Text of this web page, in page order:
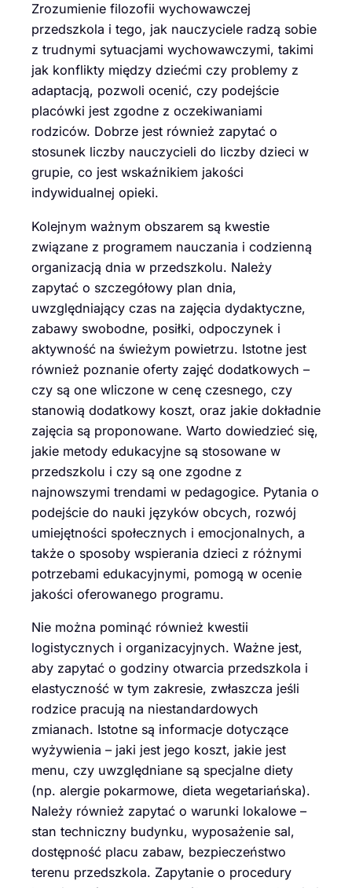
Zrozumienie filozofii wychowawczej
przedszkola i tego, jak nauczyciele radzą sobie
z trudnymi sytuacjami wychowawczymi, takimi
jak konflikty między dziećmi czy problemy z
adaptacją, pozwoli ocenić, czy podejście
placówki jest zgodne z oczekiwaniami
rodziców. Dobrze jest również zapytać o
stosunek liczby nauczycieli do liczby dzieci w
grupie, co jest wskaźnikiem jakości
indywidualnej opieki.
Kolejnym ważnym obszarem są kwestie
związane z programem nauczania i codzienną
organizacją dnia w przedszkolu. Należy
zapytać o szczegółowy plan dnia,
uwzględniający czas na zajęcia dydaktyczne,
zabawy swobodne, posiłki, odpoczynek i
aktywność na świeżym powietrzu. Istotne jest
również poznanie oferty zajęć dodatkowych –
czy są one wliczone w cenę czesnego, czy
stanowią dodatkowy koszt, oraz jakie dokładnie
zajęcia są proponowane. Warto dowiedzieć się,
jakie metody edukacyjne są stosowane w
przedszkolu i czy są one zgodne z
najnowszymi trendami w pedagogice. Pytania o
podejście do nauki języków obcych, rozwój
umiejętności społecznych i emocjonalnych, a
także o sposoby wspierania dzieci z różnymi
potrzebami edukacyjnymi, pomogą w ocenie
jakości oferowanego programu.
Nie można pominąć również kwestii
logistycznych i organizacyjnych. Ważne jest,
aby zapytać o godziny otwarcia przedszkola i
elastyczność w tym zakresie, zwłaszcza jeśli
rodzice pracują na niestandardowych
zmianach. Istotne są informacje dotyczące
wyżywienia – jaki jest jego koszt, jakie jest
menu, czy uwzględniane są specjalne diety
(np. alergie pokarmowe, dieta wegetariańska).
Należy również zapytać o warunki lokalowe –
stan techniczny budynku, wyposażenie sal,
dostępność placu zabaw, bezpieczeństwo
terenu przedszkola. Zapytanie o procedury